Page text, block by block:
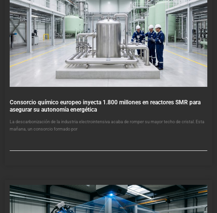
Consorcio químico europeo inyecta 1.800 millones en reactores SMR para
asegurar su autonomía energética
La descarbonización de la industria electrointensiva acaba de romper su mayor techo de cristal. Esta
mañana, un consorcio formado por